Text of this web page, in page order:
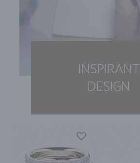
INSPIRANT
DESIGN